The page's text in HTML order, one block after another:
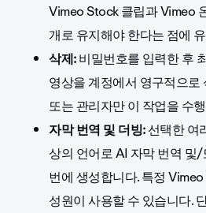
Vimeo Stock 클립과 Vimeo
개로 유지해야 한다는 점에
삭제:비밀번호를 입력한 후
영상을 계정에서 영구적으
또는 관리자만 이 작업을 수
자막 번역 및 더빙:선택한 여
상의 언어로 AI 자막 번역 및
번에 생성합니다. 특정
성원이 사용할 수 있습니다.